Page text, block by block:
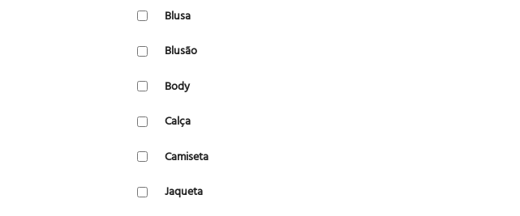
Blusa
Blusão
Body
Calça
Camiseta
Jaqueta